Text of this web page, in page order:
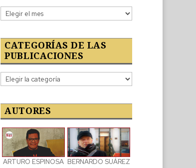
Lo
publicado
CATEGORÍAS DE LAS
PUBLICACIONES
Categorías
de
publicaciones
AUTORES
ARTURO ESPINOSA BERNARDO SUÁREZ